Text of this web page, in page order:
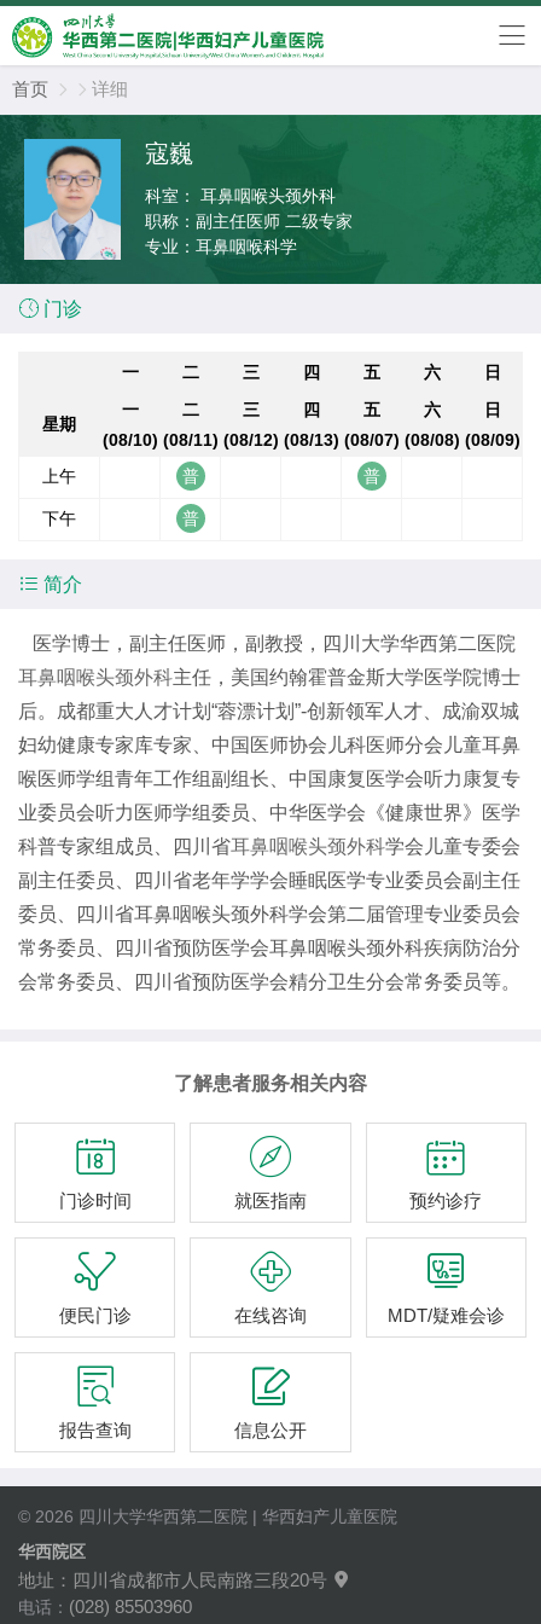
首页   详细
寇巍
科室：
耳鼻咽喉头颈外科
职称： 副主任医师 二级专家
专业： 耳鼻咽喉科学
 门诊
一 二 三 四 五 六 日
星期
一
(08/10)
二
(08/11)
三
(08/12)
四
(08/13)
五
(08/07)
六
(08/08)
日
(08/09)
上午
下午
 简介
医学博士，副主任医师，副教授，四川大学华西第二医院
耳鼻咽喉头颈外科主任，美国约翰霍普金斯大学医学院博士
后。成都重大人才计划“蓉漂计划”-创新领军人才、成渝双城
妇幼健康专家库专家、中国医师协会儿科医师分会儿童耳鼻
喉医师学组青年工作组副组长、中国康复医学会听力康复专
业委员会听力医师学组委员、中华医学会《健康世界》医学
科普专家组成员、四川省耳鼻咽喉头颈外科学会儿童专委会
副主任委员、四川省老年学学会睡眠医学专业委员会副主任
委员、四川省耳鼻咽喉头颈外科学会第二届管理专业委员会
常务委员、四川省预防医学会耳鼻咽喉头颈外科疾病防治分
会常务委员、四川省预防医学会精分卫生分会常务委员等。
了解患者服务相关内容

门诊时间

就医指南

预约诊疗

便民门诊

在线咨询

MDT/疑难会诊

报告查询

信息公开
© 2026 四川大学华西第二医院 | 华西妇产儿童医院
华西院区
地址：四川省成都市人民南路三段20号 
电话： (028) 85503960